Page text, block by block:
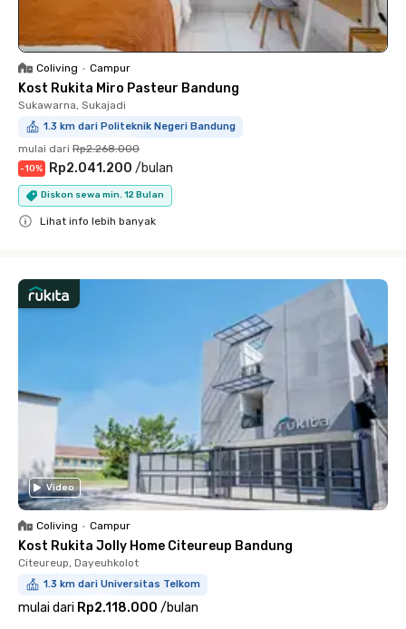
Coliving • Campur
Kost Rukita Miro Pasteur Bandung
Sukawarna, Sukajadi
1.3 km dari Politeknik Negeri Bandung
mulai dari Rp2.268.000
-10% Rp2.041.200 /bulan
Diskon sewa min. 12 Bulan
Lihat info lebih banyak
Video
Coliving • Campur
Kost Rukita Jolly Home Citeureup Bandung
Citeureup, Dayeuhkolot
1.3 km dari Universitas Telkom
mulai dari Rp2.118.000 /bulan